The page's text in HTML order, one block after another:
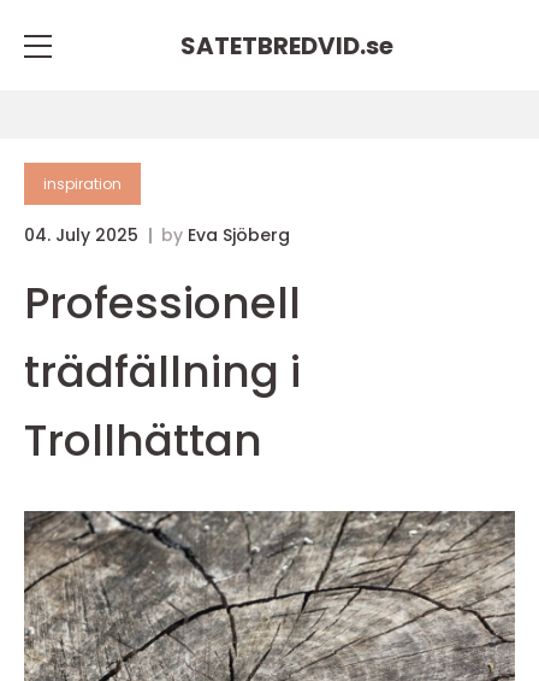
SATETBREDVID.se
inspiration
04. July 2025 by Eva Sjöberg
Professionell
trädfällning i
Trollhättan